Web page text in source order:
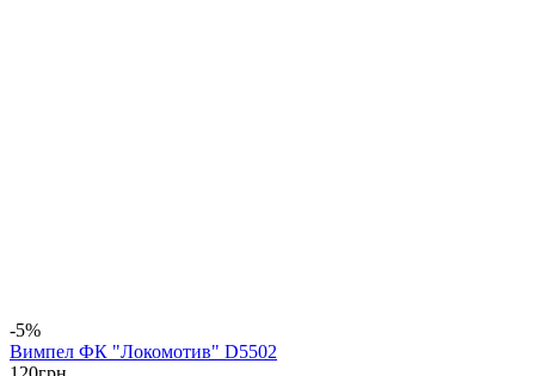
-5%
Вимпел ФК "Локомотив" D5502